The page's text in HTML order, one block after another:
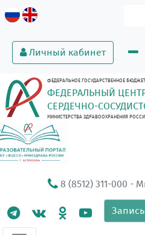
Личный кабинет
ФЕДЕРАЛЬНОЕ ГОСУДАРСТВЕННОЕ
ФЕДЕРАЛЬНЫЙ
СЕРДЕЧНО-
МИНИСТЕРСТВА ЗДРАВООХРАНЕНИЯ
8 (8512) 311-000 -